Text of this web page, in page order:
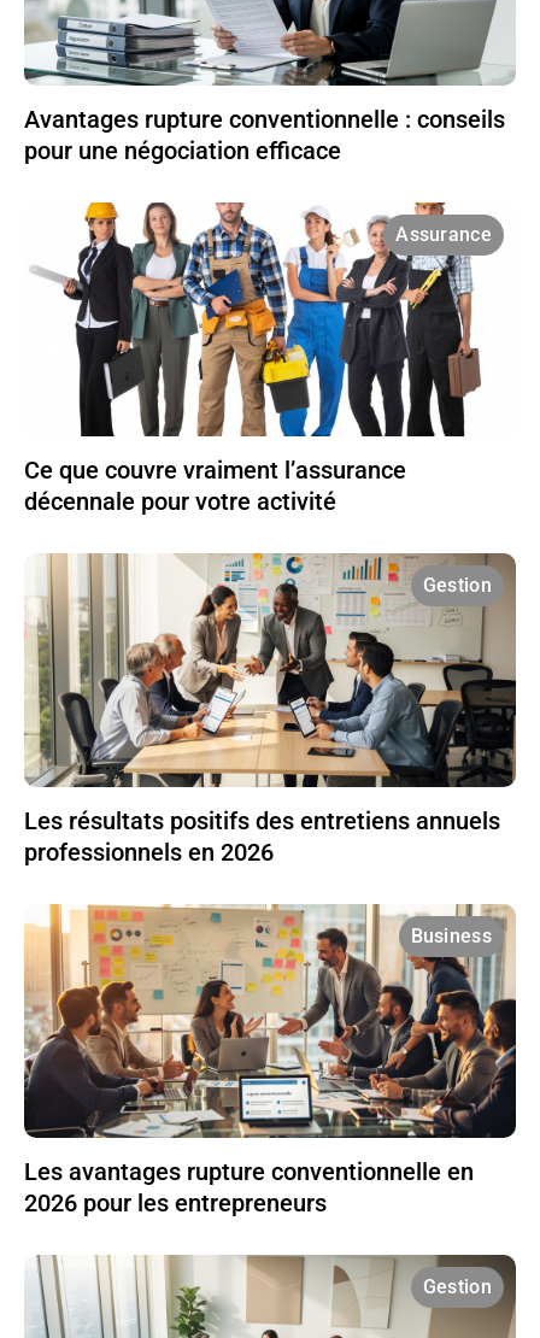
Avantages rupture conventionnelle : conseils
pour une négociation efficace
Assurance
Ce que couvre vraiment l’assurance
décennale pour votre activité
Gestion
Les résultats positifs des entretiens annuels
professionnels en 2026
Business
Les avantages rupture conventionnelle en
2026 pour les entrepreneurs
Gestion